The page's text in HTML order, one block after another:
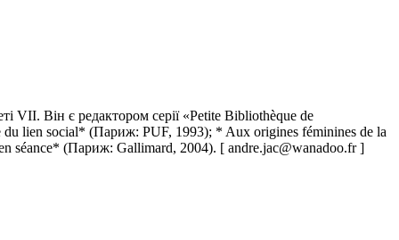
VII. Він є редактором серії «Petite Bibliothèque de
du lien social* (Париж: PUF, 1993); * Aux origines féminines de la
séance* (Париж: Gallimard, 2004). [ andre.jac@wanadoo.fr ]